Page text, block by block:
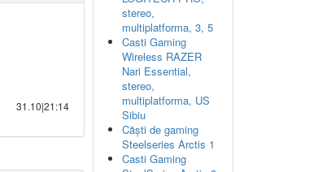
31.10|21:14
stereo,
multiplatforma, 3, 5
Casti Gaming
Wireless RAZER
Nari Essential,
stereo,
multiplatforma, US
Sibiu
Căști de gaming
Steelseries Arctis 1
Casti Gaming